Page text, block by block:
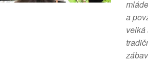
a
velká